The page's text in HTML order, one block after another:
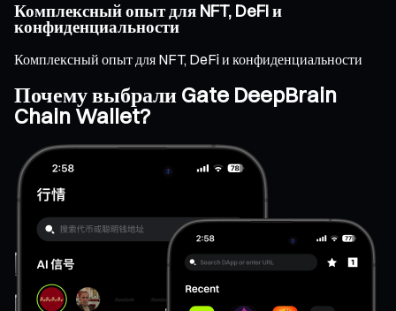
Комплексный опыт для NFT, DeFi и
конфиденциальности
Комплексный опыт для NFT, DeFi и конфиденциальности
Почему выбрали Gate DeepBrain
Chain Wallet?